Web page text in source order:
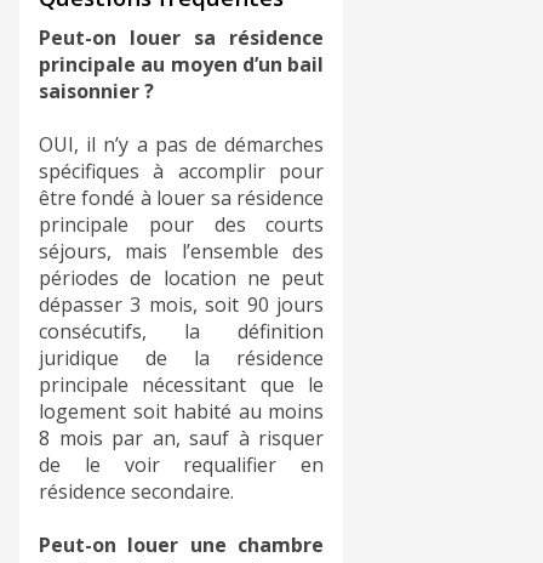
Peut-on louer sa résidence
principale au moyen d’un bail
saisonnier ?
OUI, il n’y a pas de démarches
spécifiques à accomplir pour
être fondé à louer sa résidence
principale pour des courts
séjours, mais l’ensemble des
périodes de location ne peut
dépasser 3 mois, soit 90 jours
consécutifs, la définition
juridique de la résidence
principale nécessitant que le
logement soit habité au moins
8 mois par an, sauf à risquer
de le voir requalifier en
résidence secondaire.
Peut-on louer une chambre